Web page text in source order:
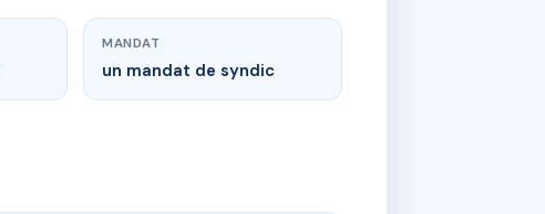
MANDAT
un mandat de syndic